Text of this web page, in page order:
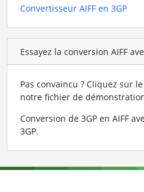
Convertisseur AIFF en 3GP
Essayez la conversion AIFF
Pas convaincu ? Cliquez sur
notre fichier de
Conversion de 3GP en AIFF
3GP.